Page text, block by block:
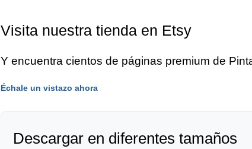
Visita nuestra tienda en Etsy
Y encuentra cientos de páginas premium de
Échale un vistazo ahora
Descargar en diferentes tamaños